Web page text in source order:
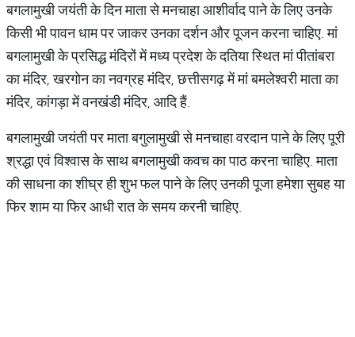
बगलामुखी जयंती के दिन माता से मनचाहा आशीर्वाद पाने के लिए उनके
किसी भी पावन धाम पर जाकर उनका दर्शन और पूजन करना चाहिए. मां
बगलामुखी के प्रसिद्ध मंदिरों में मध्य प्रदेश के दतिया स्थित मां पीतांबरा
का मंदिर, खरगोन का नवग्रह मंदिर, छत्तीसगढ़ में मां बमलेश्वरी माता का
मंदिर, कांगड़ा में वनखंडी मंदिर, आदि हैं.
बगलामुखी जयंती पर माता बगुलामुखी से मनचाहा वरदान पाने के लिए पूरी
श्रद्धा एवं विश्वास के साथ बगलामुखी कवच का पाठ करना चाहिए. माता
की साधना का शीघ्र ही शुभ फल पाने के लिए उनकी पूजा हमेशा सुबह या
फिर शाम या फिर आधी रात के समय करनी चाहिए.